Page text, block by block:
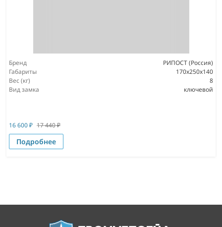
Бренд
РИПОСТ (Россия)
Габариты
170x250x140
Вес (кг)
8
Вид замка
ключевой
16 600₽ 17 440₽
Подробнее